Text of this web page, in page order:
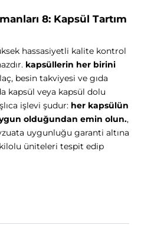
8: Kapsül Tartım
hassasiyetli kalite kontrol
kapsüllerin her birini
besin takviyesi ve gıda
kapsül veya kapsül dolu
işlevi şudur: her kapsülün
olduğundan emin olun.,
uygunluğu garanti altına
üniteleri tespit edip